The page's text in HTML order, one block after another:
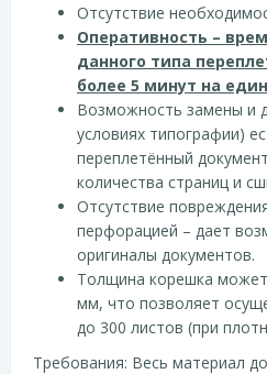
Отсутствие
Оперативность –
данного типа
более 5 минут на
Возможность замены и
условиях типографии)
переплетённый
количества страниц и
Отсутствие
перфорацией – дает
оригиналы документов.
Толщина корешка
мм, что позволяет
до 300 листов (при
Требования: Весь материал